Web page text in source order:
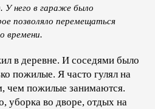
У него в гараже было
позволяло перемещаться
времени.
в деревне. И соседями было
пожилые. Я часто гулял на
чем пожилые занимаются.
уборка во дворе, отдых на